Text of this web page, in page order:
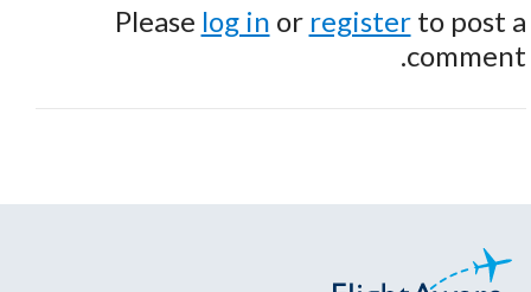
Please log in or registerto post a
comment.